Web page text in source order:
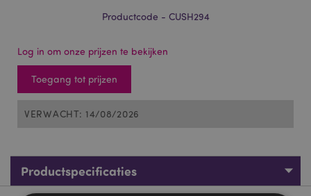
Productcode - CUSH294
Log in om onze prijzen te bekijken
Toegang tot prijzen
VERWACHT: 14/08/2026
Productspecificaties